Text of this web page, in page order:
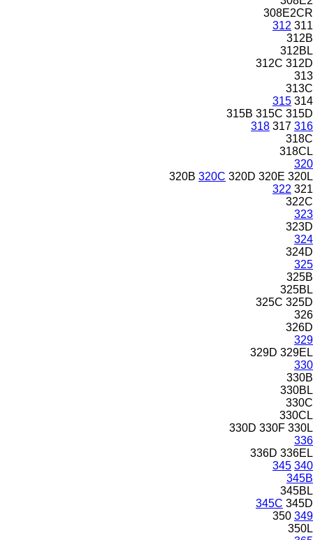
308E2CR
311
312
312B
312BL
312C 312D
313
313C
314
315
315B 315C 315D
316
317
318
318C
318CL
320
320B 320C 320D 320E 320L
321
322
322C
323
323D
324
324D
325
325B
325BL
325C 325D
326
326D
329
329D 329EL
330
330B
330BL
330C
330CL
330D 330F 330L
336
336D 336EL
340
345
345B
345BL
345C 345D
349
350
350L